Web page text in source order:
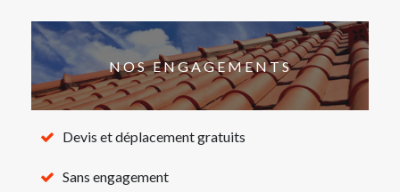
NOS ENGAGEMENTS
Devis et déplacement gratuits
Sans engagement